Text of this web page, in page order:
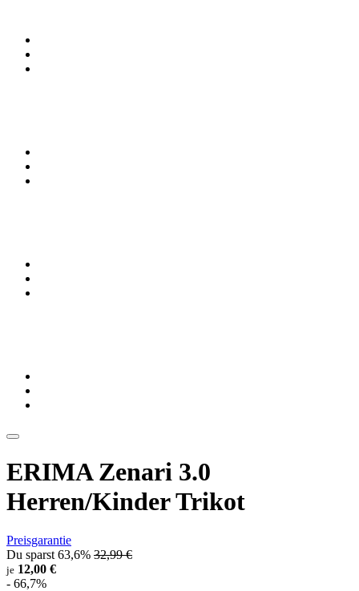
ERIMA Zenari 3.0
Herren/Kinder Trikot
Preisgarantie
Du sparst 63,6% 32,99 €
je 12,00 €
- 66,7%